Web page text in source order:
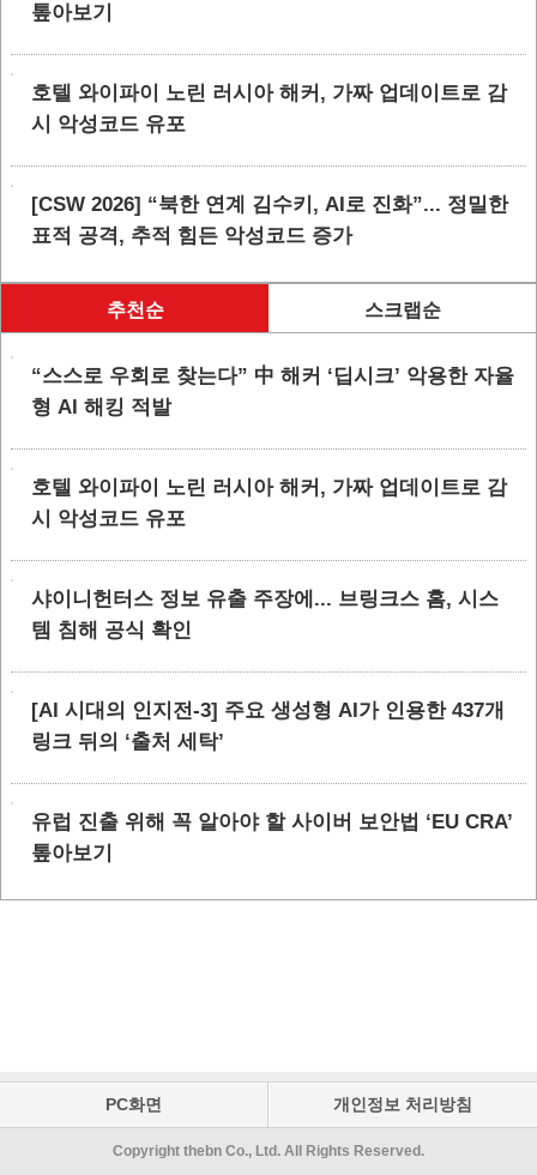
톺아보기
호텔 와이파이 노린 러시아 해커, 가짜 업데이트로 감
시 악성코드 유포
[CSW 2026] “북한 연계 김수키, AI로 진화”... 정밀한
표적 공격, 추적 힘든 악성코드 증가
추천순 스크랩순
“스스로 우회로 찾는다” 中 해커 ‘딥시크’ 악용한 자율
형 AI 해킹 적발
호텔 와이파이 노린 러시아 해커, 가짜 업데이트로 감
시 악성코드 유포
샤이니헌터스 정보 유출 주장에... 브링크스 홈, 시스
템 침해 공식 확인
[AI 시대의 인지전-3] 주요 생성형 AI가 인용한 437개
링크 뒤의 ‘출처 세탁’
유럽 진출 위해 꼭 알아야 할 사이버 보안법 ‘EU CRA’
톺아보기
PC화면 개인정보 처리방침
Copyright thebn Co., Ltd. All Rights Reserved.